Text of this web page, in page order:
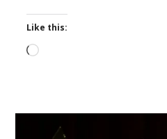
Like this:
Loading…